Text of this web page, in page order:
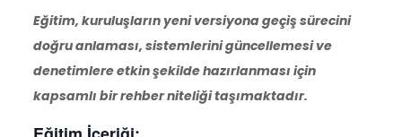
Eğitim, kuruluşların yeni versiyona geçiş sürecini
doğru anlaması, sistemlerini güncellemesi ve
denetimlere etkin şekilde hazırlanması için
kapsamlı bir rehber niteliği taşımaktadır.